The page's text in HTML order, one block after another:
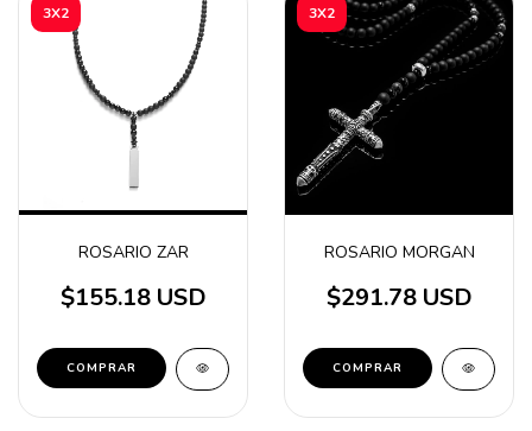
3X2
ROSARIO ZAR
$155.18 USD
3X2
ROSARIO MORGAN
$291.78 USD